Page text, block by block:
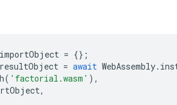
importObject = {};
resultObject = await WebAssembly.
( 'factorial.wasm' ),
,